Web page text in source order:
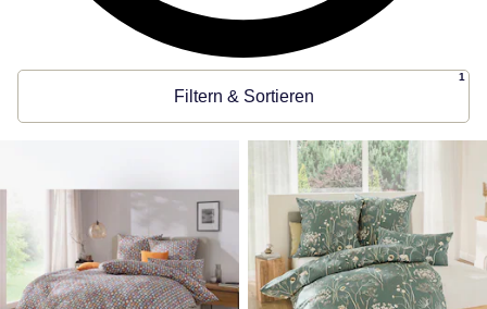
Filtern & Sortieren
1